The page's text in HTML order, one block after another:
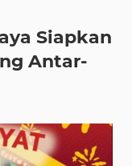
Siapkan
Antar-